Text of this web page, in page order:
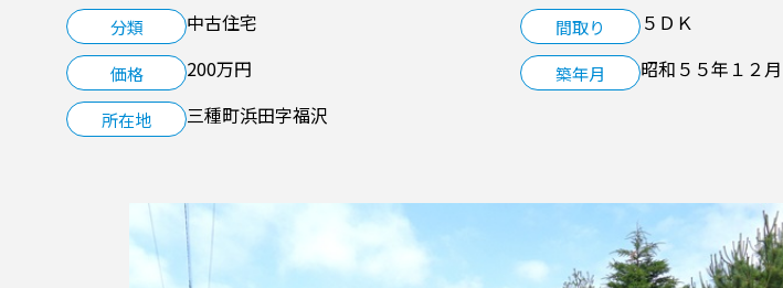
分類 中古住宅 間取り ５ＤＫ
価格 200万円 築年月 昭和５５年１２月
所在地 三種町浜田字福沢